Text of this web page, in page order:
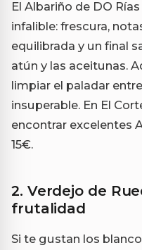
El Albariño de DO
infalible: frescura,
equilibrada y un final
atún y las aceitunas.
limpiar el paladar
insuperable. En El
encontrar excelentes
15€.
2. Verdejo de
frutalidad
Si te gustan los